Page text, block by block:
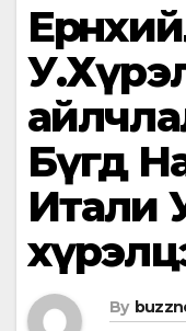
Бүгд
Итали
By